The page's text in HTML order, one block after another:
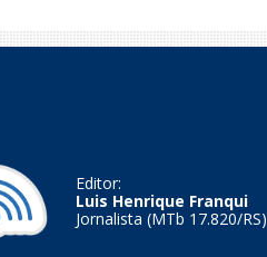
Editor:
Luis Henrique Franqui
Jornalista (MTb 17.820/RS)